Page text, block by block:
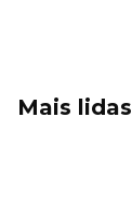
Mais lidas